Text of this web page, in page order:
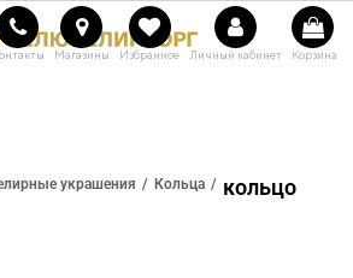
Магазины Избранное Личный кабинет Корзина
украшения Кольца кольцо